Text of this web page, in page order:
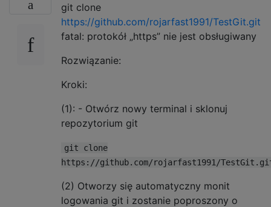
git clone
https://github.com/rojarfast1991/TestGit.git
fatal: protokół „https” nie jest obsługiwany
Rozwiązanie:
Kroki:
(1): - Otwórz nowy terminal i sklonuj
repozytorium git
git clone
https://github.com/rojarfast1991/
(2) Otworzy się automatyczny monit
logowania git i zostanie poproszony o